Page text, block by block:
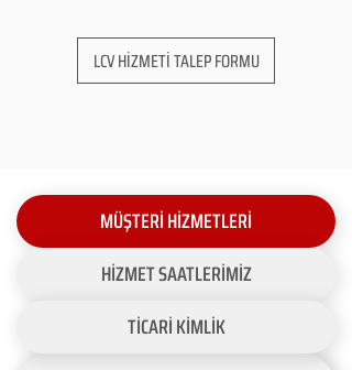
LCV HİZMETİ TALEP FORMU
MÜŞTERİ HİZMETLERİ
HİZMET SAATLERİMİZ
TİCARİ KİMLİK